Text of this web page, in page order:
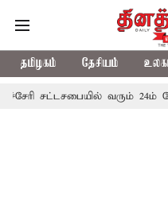
தமிழகம் தேசியம்
சட்டசபையில் வரும் 24ம்